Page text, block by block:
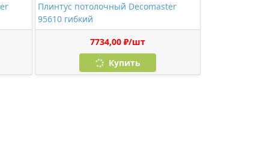
Плинтус потолочный Decomaster
95610 гибкий
7734,00 ₽/шт
Купить